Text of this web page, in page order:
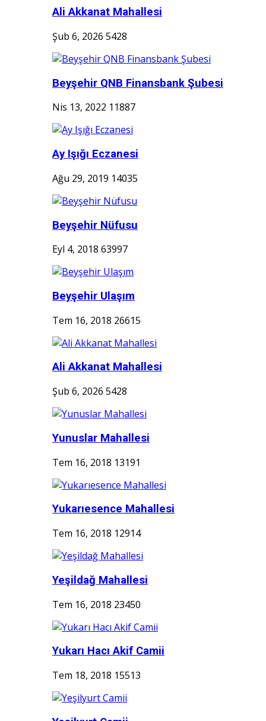
Ali Akkanat Mahallesi
Şub 6, 2026 5428
Beyşehir QNB Finansbank Şubesi
Nis 13, 2022 11887
Ay Işığı Eczanesi
Ağu 29, 2019 14035
Beyşehir Nüfusu
Eyl 4, 2018 63997
Beyşehir Ulaşım
Tem 16, 2018 26615
Ali Akkanat Mahallesi
Şub 6, 2026 5428
Yunuslar Mahallesi
Tem 16, 2018 13191
Yukarıesence Mahallesi
Tem 16, 2018 12914
Yeşildağ Mahallesi
Tem 16, 2018 23450
Yukarı Hacı Akif Camii
Tem 18, 2018 15513